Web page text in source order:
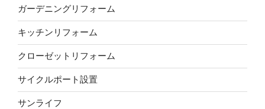
ガーデニングリフォーム
キッチンリフォーム
クローゼットリフォーム
サイクルポート設置
サンライフ